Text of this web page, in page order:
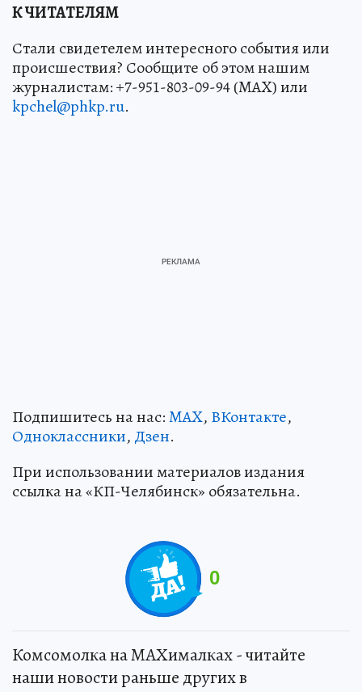
К ЧИТАТЕЛЯМ
Стали свидетелем интересного события или
происшествия? Сообщите об этом нашим
журналистам: +7-951-803-09-94 (MAX) или
kpchel@phkp.ru.
Подпишитесь на нас:MAX, ВКонтакте,
Одноклассники, Дзен.
При использовании материалов издания
ссылка на «КП-Челябинск» обязательна.
0
Комсомолка на MAXималках - читайте
наши новости раньше других в